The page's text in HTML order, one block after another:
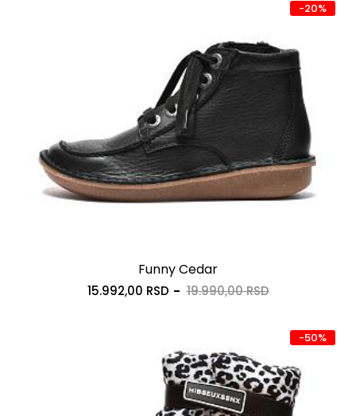
-20%
Funny Cedar
15.992,00 RSD 19.990,00 RSD
-50%